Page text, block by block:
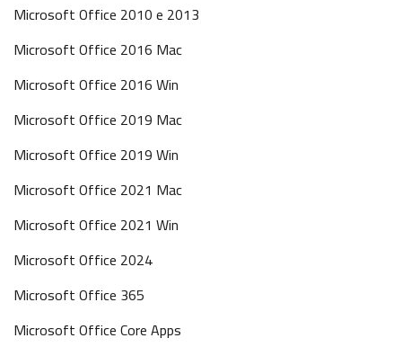
Microsoft Office 2010 e 2013
Microsoft Office 2016 Mac
Microsoft Office 2016 Win
Microsoft Office 2019 Mac
Microsoft Office 2019 Win
Microsoft Office 2021 Mac
Microsoft Office 2021 Win
Microsoft Office 2024
Microsoft Office 365
Microsoft Office Core Apps